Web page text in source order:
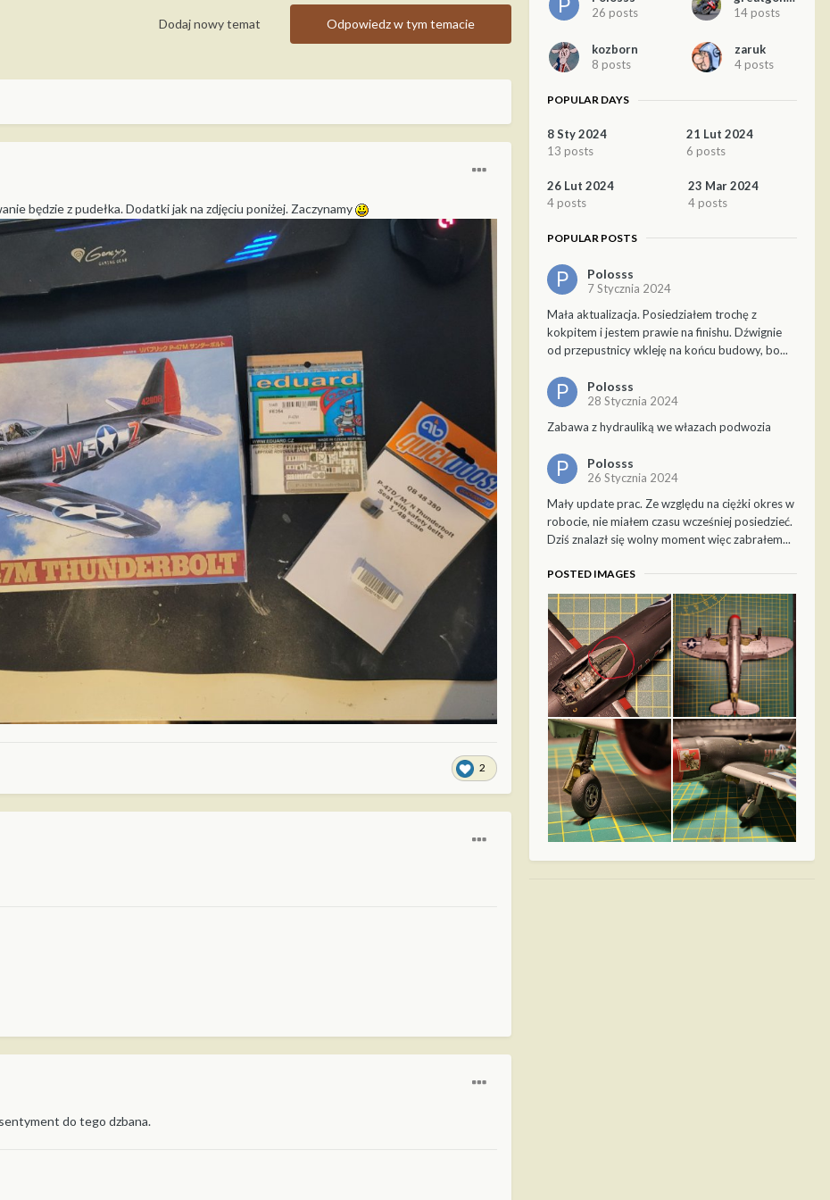
Odpowiedz w tym temacie
Dodaj nowy temat
będzie z pudełka. Dodatki jak na zdjęciu poniżej. Zaczynamy
2
do tego dzbana.
26 posts
14 posts
kozborn
8 posts
zaruk
4 posts
POPULAR DAYS
8 Sty 2024
13 posts
21 Lut 2024
6 posts
26 Lut 2024
4 posts
23 Mar 2024
4 posts
POPULAR POSTS
Polosss
7 Stycznia 2024
Mała aktualizacja. Posiedziałem trochę z
kokpitem i jestem prawie na finishu. Dźwignie
od przepustnicy wkleję na końcu budowy, bo...
Polosss
28 Stycznia 2024
Zabawa z hydrauliką we włazach podwozia
Polosss
26 Stycznia 2024
Mały update prac. Ze względu na ciężki okres w
robocie, nie miałem czasu wcześniej posiedzieć.
Dziś znalazł się wolny moment więc zabrałem...
POSTED IMAGES